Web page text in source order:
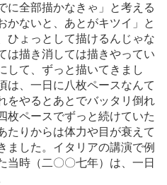
に全部描かなきゃ」と考える
かないと、あとがキツイ」と
ひょっとして描けるんじゃな
は描き消しては描きやってい
して、ずっと描いてきまし
は、一日に八枚ペースなんて
をやるとあとでバッタリ倒れ
枚ペースでずっと続けていた
たりからは体力や目が衰えて
ました。イタリアの講演で例
当時（二〇〇七年）は、一日